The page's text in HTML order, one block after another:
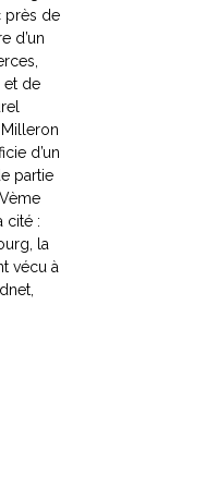
près de
d’un
et de
d’un
partie
cité :
la
vécu à